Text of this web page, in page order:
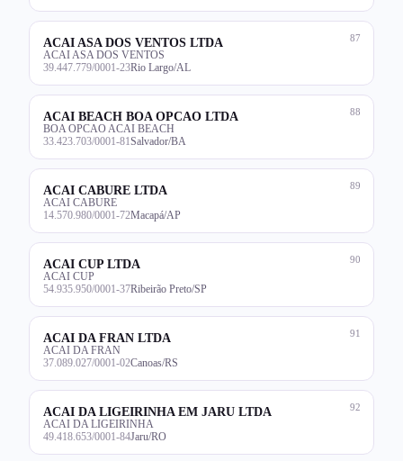
87
ACAI ASA DOS VENTOS LTDA
ACAI ASA DOS VENTOS
39.447.779/0001-23Rio Largo/AL
88
ACAI BEACH BOA OPCAO LTDA
BOA OPCAO ACAI BEACH
33.423.703/0001-81 Salvador/BA
89
ACAI CABURE LTDA
ACAI CABURE
14.570.980/0001-72Macapá/AP
90
ACAI CUP LTDA
ACAI CUP
54.935.950/0001-37Ribeirão Preto/SP
91
ACAI DA FRAN LTDA
ACAI DA FRAN
37.089.027/0001-02Canoas/RS
92
ACAI DA LIGEIRINHA EM JARU LTDA
ACAI DA LIGEIRINHA
49.418.653/0001-84Jaru/RO